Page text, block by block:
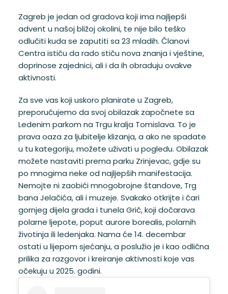
Zagreb je jedan od gradova koji ima najljepši
advent u našoj bližoj okolini, te nije bilo teško
odlučiti kuda se zaputiti sa 23 mladih. Članovi
Centra ističu da rado stiču nova znanja i vještine,
doprinose zajednici, ali i da ih obraduju ovakve
aktivnosti.
Za sve vas koji uskoro planirate u Zagreb,
preporučujemo da svoj obilazak započnete sa
Ledenim parkom na Trgu kralja Tomislava. To je
prava oaza za ljubitelje klizanja, a ako ne spadate
u tu kategoriju, možete uživati u pogledu. Obilazak
možete nastaviti prema parku Zrinjevac, gdje su
po mnogima neke od najljepših manifestacija.
Nemojte ni zaobići mnogobrojne štandove, Trg
bana Jelačića, ali i muzeje. Svakako otkrijte i čari
gornjeg dijela grada i tunela Grič, koji dočarava
polarne ljepote, poput aurore borealis, polarnih
životinja ili ledenjaka. Nama će 14. decembar
ostati u lijepom sjećanju, a poslužio je i kao odlična
prilika za razgovor i kreiranje aktivnosti koje vas
očekuju u 2025. godini.